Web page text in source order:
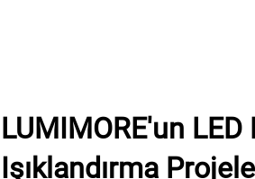
LUMIMORE'un LED
Işıklandırma